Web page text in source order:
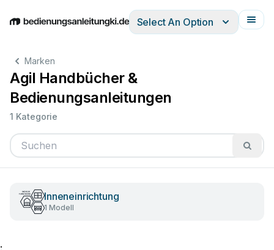
EnglishDeutschEspañolItalianoFrançais
Select An Option
Marken
Agil Handbücher &
Bedienungsanleitungen
1 Kategorie
Inneneinrichtung
1 Modell
;